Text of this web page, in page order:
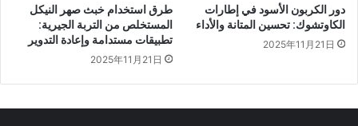
دور الكربون الأسود في إطارات
الكاوتشوك: تحسين المتانة والأداء
2025年11月21日
طرق استخدام خبث صهر النيكل
المستخلص من التربة الجيرية:
تطبيقات مستدامة وإعادة التدوير
2025年11月21日